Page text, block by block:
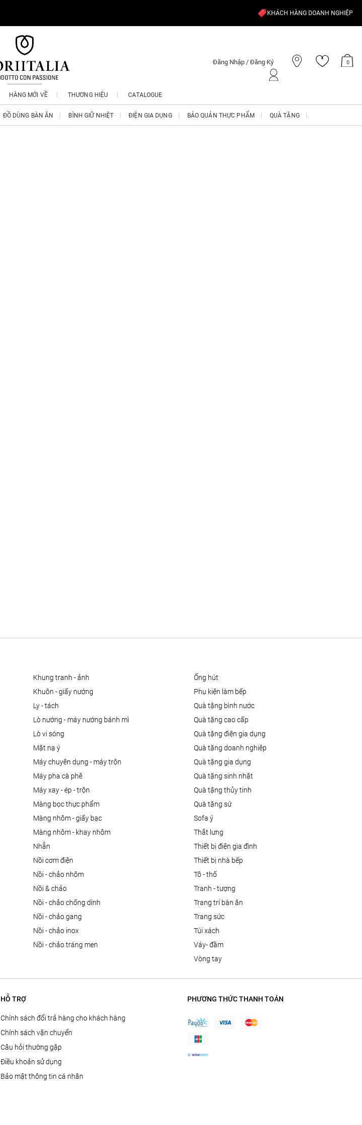
KHÁCH HÀNG DOANH NGHIỆP
Đăng Nhập / Đăng Ký 0
HÀNG MỚI VỀ THƯƠNG HIỆU CATALOGUE
ĐỒ DÙNG BÀN ĂN BÌNH GIỮ NHIỆT ĐIỆN GIA DỤNG BẢO QUẢN THỰC PHẨM QUÀ TẶNG
khung tranh - ảnh
khuôn - giấy nướng
ly - tách
lò nướng - máy nướng bánh mì
lò vi sóng
mặt nạ ý
máy chuyên dụng - máy trộn
máy pha cà phê
máy xay - ép - trộn
màng bọc thực phẩm
màng nhôm - giấy bạc
màng nhôm - khay nhôm
nhẫn
nồi cơm điện
nồi - chảo nhôm
nồi & chảo
nồi - chảo chống dính
nồi - chảo gang
nồi - chảo inox
nồi - chảo tráng men
ống hút
phụ kiện làm bếp
quà tặng bình nước
quà tặng cao cấp
quà tặng điện gia dụng
quà tặng doanh nghiệp
quà tặng gia dụng
quà tặng sinh nhật
quà tặng thủy tinh
quà tặng sứ
sofa ý
thắt lưng
thiết bị điện gia đình
thiết bị nhà bếp
tô - thố
tranh - tượng
trang trí bàn ăn
trang sức
túi xách
váy- đầm
vòng tay
HỖ TRỢ
Chính sách đổi trả hàng cho khách hàng
Chính sách vận chuyển
Câu hỏi thường gặp
Điều khoản sử dụng
Bảo mật thông tin cá nhân
PHƯƠNG THỨC THANH TOÁN